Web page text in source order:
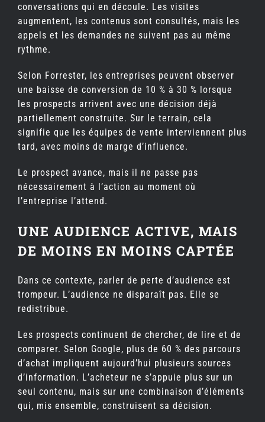
conversations qui en découle. Les visites
augmentent, les contenus sont consultés, mais les
appels et les demandes ne suivent pas au même
rythme.
Selon Forrester, les entreprises peuvent observer
une baisse de conversion de 10 % à 30 % lorsque
les prospects arrivent avec une décision déjà
partiellement construite. Sur le terrain, cela
signifie que les équipes de vente interviennent plus
tard, avec moins de marge d’influence.
Le prospect avance, mais il ne passe pas
nécessairement à l’action au moment où
l’entreprise l’attend.
UNE AUDIENCE ACTIVE, MAIS
DE MOINS EN MOINS CAPTÉE
Dans ce contexte, parler de perte d’audience est
trompeur. L’audience ne disparaît pas. Elle se
redistribue.
Les prospects continuent de chercher, de lire et de
comparer. Selon Google, plus de 60 % des parcours
d’achat impliquent aujourd’hui plusieurs sources
d’information. L’acheteur ne s’appuie plus sur un
seul contenu, mais sur une combinaison d’éléments
qui, mis ensemble, construisent sa décision.